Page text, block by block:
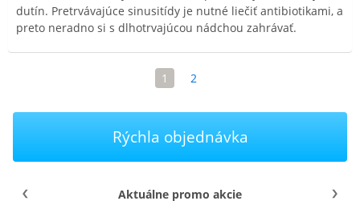
dutín. Pretrvávajúce sinusitídy je nutné liečiť antibiotikami, a
preto neradno si s dlhotrvajúcou nádchou zahrávať.
1 2
Rýchla objednávka
Aktuálne promo akcie